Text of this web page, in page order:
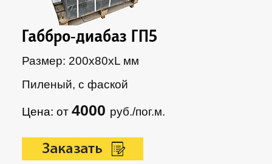
Габбро-диабаз ГП5
Размер: 200х80xL мм
Пиленый, с фаской
Цена: от4000 руб./пог.м.